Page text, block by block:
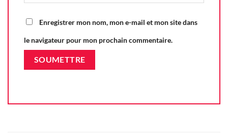
Enregistrer mon nom, mon e-mail et mon site dans
le navigateur pour mon prochain commentaire.